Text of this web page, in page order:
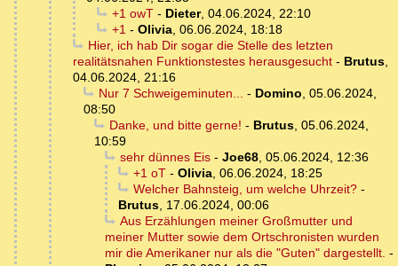
+1 owT- Dieter, 04.06.2024, 22:10
+1- Olivia, 06.06.2024, 18:18
Hier, ich hab Dir sogar die Stelle des letzten
realitätsnahen Funktionstestes herausgesucht - Brutus,
04.06.2024, 21:16
Nur 7 Schweigeminuten... - Domino, 05.06.2024,
08:50
Danke, und bitte gerne! - Brutus, 05.06.2024,
10:59
sehr dünnes Eis- Joe68, 05.06.2024, 12:36
+1 oT- Olivia, 06.06.2024, 18:25
Welcher Bahnsteig, um welche Uhrzeit?-
Brutus, 17.06.2024, 00:06
Aus Erzählungen meiner Großmutter und
meiner Mutter sowie dem Ortschronisten wurden
mir die Amerikaner nur als die "Guten" dargestellt. -